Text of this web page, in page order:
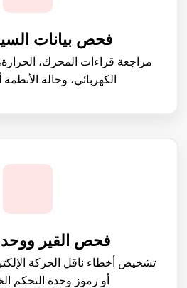
فحص بيانات
مراجعة قراءات المحرك، الحرارة،
الكهربائي، وحالة الأنظمة
فحص القير
تشخيص أخطاء ناقل الحركة
أو رموز وحدة التحكم